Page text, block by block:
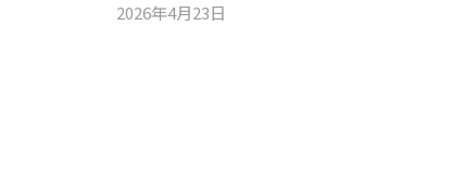
2026年4月23日